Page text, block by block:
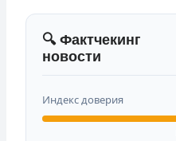
🔍 Фактчекинг
новости
Индекс доверия